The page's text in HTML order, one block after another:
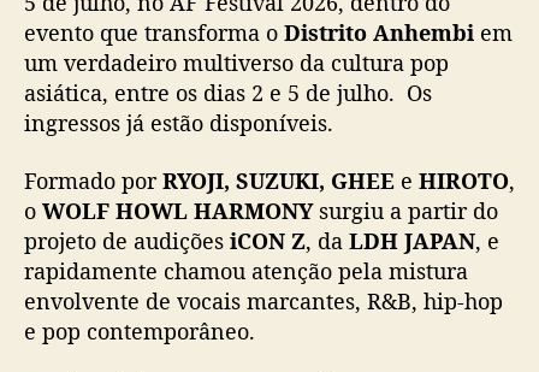
o
A
n
i
r
i
e
n
d
evento que transforma o Distrito Anhembi em
um verdadeiro multiverso da cultura pop
asiática, entre os dias 2 e 5 de julho. Os
ingressos já estão disponíveis.
Formado porRYOJI, SUZUKI, GHEE e HIROTO,
o WOLF HOWL HARMONYsurgiu a partir do
projeto de audições iCON Z, da LDH JAPAN, e
rapidamente chamou atenção pela mistura
envolvente de vocais marcantes, R&B, hip-hop
e pop contemporâneo.